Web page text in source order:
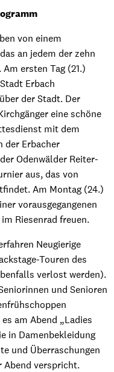
von einem
an jedem der zehn
ersten Tag (21.)
Erbach
der Stadt. Der
eine schöne
mit dem
der Erbacher
Odenwälder Reiter-
aus, das von
Am Montag (24.)
vorausgegangenen
Riesenrad freuen.
Neugierige
Touren des
verlost werden).
und Senioren
am Abend „Ladies
in Damenbekleidung
und Überraschungen
Abend verspricht.